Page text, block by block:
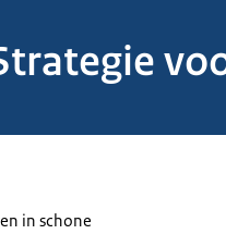
in schone